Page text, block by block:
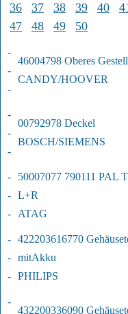
36
37 38 39 40
47
48 49 50
-
-
-
46004798 Oberes Gestell
CANDY/HOOVER
-
-
-
00792978 Deckel
BOSCH/SIEMENS
-
-
-
50007077 790111 PAL
L+R
ATAG
-
-
-
422203616770
mitAkku
PHILIPS
-
432200336090